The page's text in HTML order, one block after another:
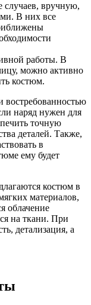
случаев, вручную,
В них все
работы. В
можно активно
костюм.
востребованностью
наряд нужен для
точную
деталей. Также,
в
ему будет
костюм в
материалов,
облачение
на ткани. При
детализация, а